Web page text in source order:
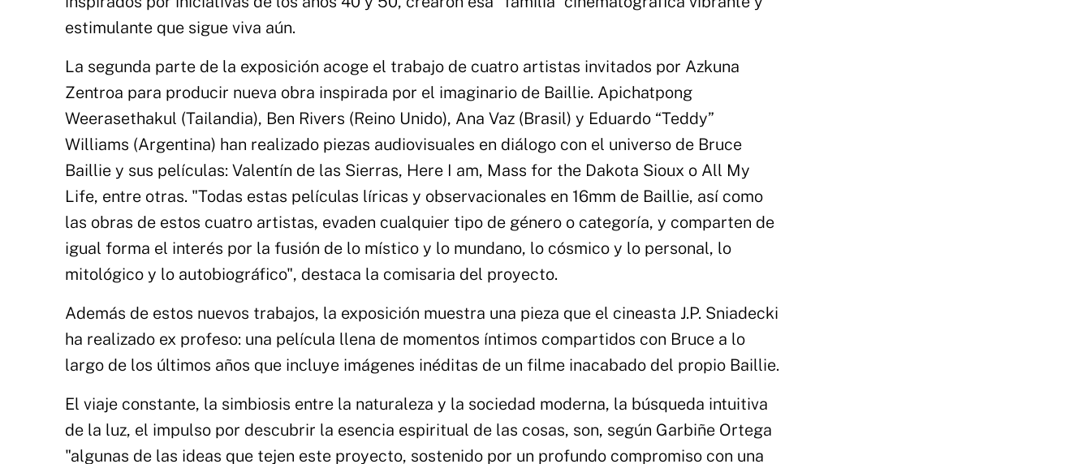
estimulante que sigue viva aún.
La segunda parte de la exposición acoge el trabajo de cuatro artistas invitados por Azkuna
Zentroa para producir nueva obra inspirada por el imaginario de Baillie. Apichatpong
Weerasethakul (Tailandia), Ben Rivers (Reino Unido), Ana Vaz (Brasil) y Eduardo “Teddy”
Williams (Argentina) han realizado piezas audiovisuales en diálogo con el universo de Bruce
Baillie y sus películas: Valentín de las Sierras, Here I am, Mass for the Dakota Sioux o All My
Life, entre otras. "Todas estas películas líricas y observacionales en 16mm de Baillie, así como
las obras de estos cuatro artistas, evaden cualquier tipo de género o categoría, y comparten de
igual forma el interés por la fusión de lo místico y lo mundano, lo cósmico y lo personal, lo
mitológico y lo autobiográfico", destaca la comisaria del proyecto.
Además de estos nuevos trabajos, la exposición muestra una pieza que el cineasta J.P. Sniadecki
ha realizado ex profeso: una película llena de momentos íntimos compartidos con Bruce a lo
largo de los últimos años que incluye imágenes inéditas de un filme inacabado del propio Baillie.
El viaje constante, la simbiosis entre la naturaleza y la sociedad moderna, la búsqueda intuitiva
de la luz, el impulso por descubrir la esencia espiritual de las cosas, son, según Garbiñe Ortega
"algunas de las ideas que tejen este proyecto, sostenido por un profundo compromiso con una